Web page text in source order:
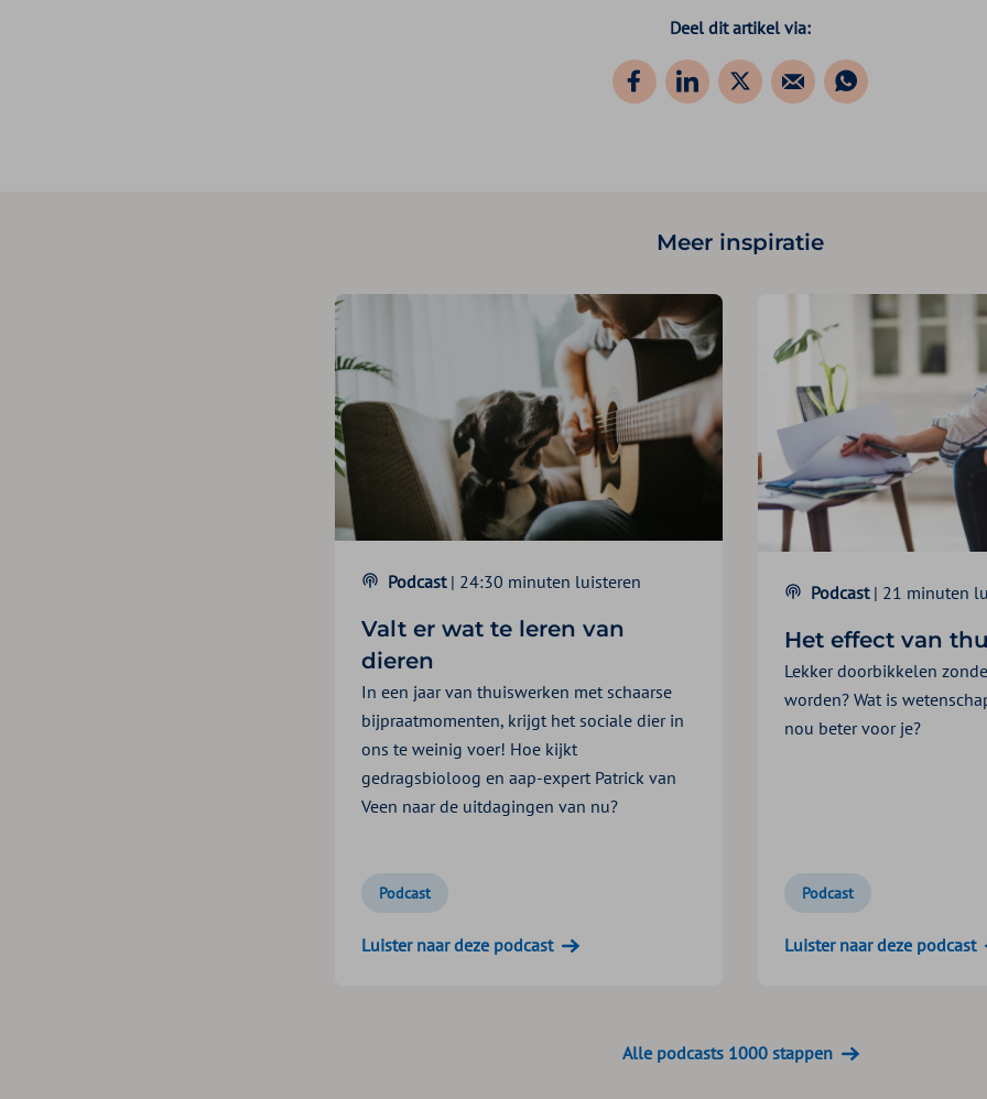
Deel dit artikel via:
Meer inspiratie
Podcast | 24:30 minuten luisteren
Valt er wat te leren van
dieren
In een jaar van thuiswerken met schaarse
bijpraatmomenten, krijgt het sociale dier in
ons te weinig voer! Hoe kijkt
gedragsbioloog en aap-expert Patrick van
Veen naar de uitdagingen van nu?
Podcast
Luister naar deze podcast
Podcast | 21 minuten
Het effect van
Lekker doorbikkelen
worden? Wat is
nou beter voor je?
Podcast
Luister naar deze podcast
Alle podcasts 1000 stappen